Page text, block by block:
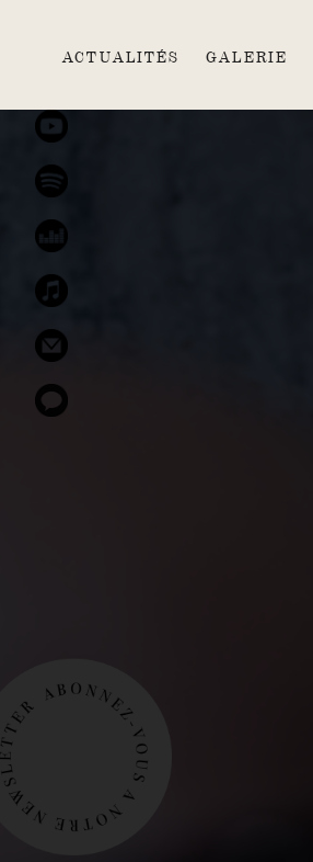
ACTUALITÉS GALERIE